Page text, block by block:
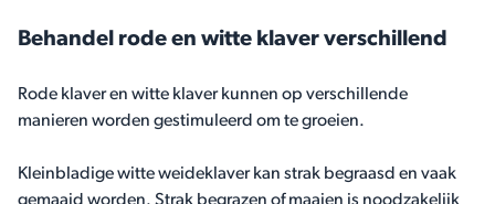
Behandel rode en witte klaver verschillend
Rode klaver en witte klaver kunnen op verschillende
manieren worden gestimuleerd om te groeien.
Kleinbladige witte weideklaver kan strak begraasd en vaak